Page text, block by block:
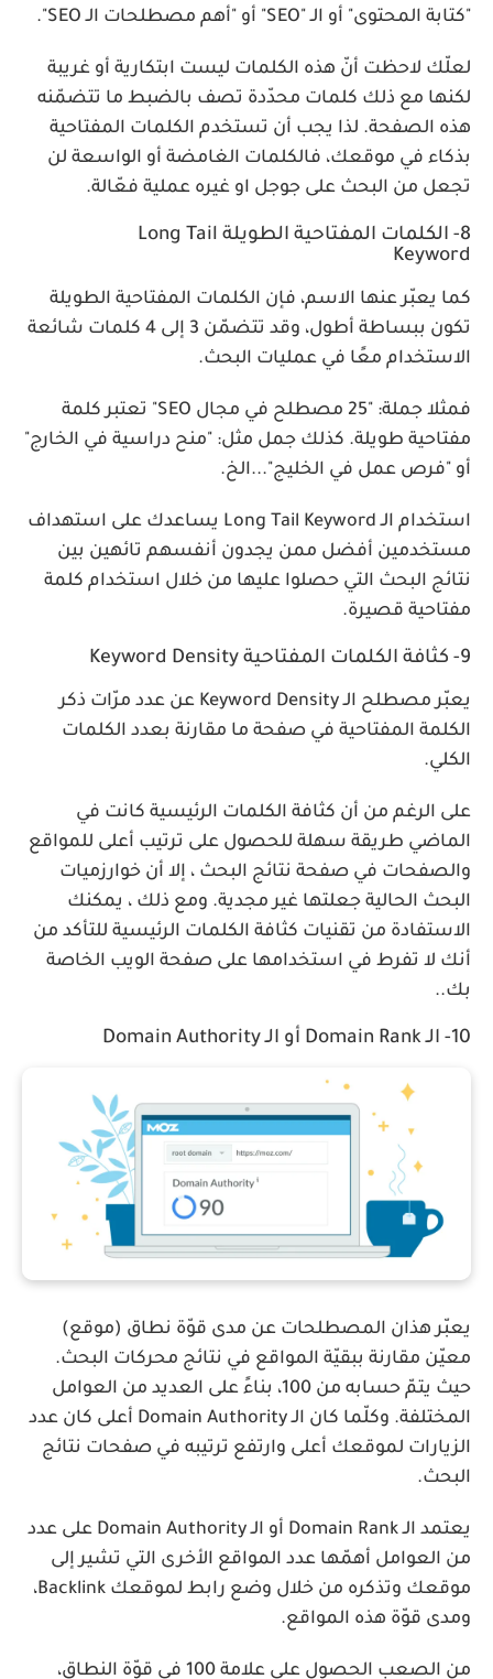
"كتابة المحتوى" أو الـ "SEO" أو "أهم مصطلحات الـ SEO".
لعلّك لاحظت أنّ هذه الكلمات ليست ابتكارية أو غريبة
لكنها مع ذلك كلمات محدّدة تصف بالضبط ما تتضمّنه
هذه الصفحة. لذا يجب أن تستخدم الكلمات المفتاحية
بذكاء في موقعك، فالكلمات الغامضة أو الواسعة لن
تجعل من البحث على جوجل او غيره عملية فعّالة.
8- الكلمات المفتاحية الطويلة Long Tail
Keyword
كما يعبّر عنها الاسم، فإن الكلمات المفتاحية الطويلة
تكون ببساطة أطول، وقد تتضمّن 3 إلى 4 كلمات شائعة
الاستخدام معًا في عمليات البحث.
فمثلا جملة: "25 مصطلح في مجال SEO" تعتبر كلمة
مفتاحية طويلة. كذلك جمل مثل: "منح دراسية في الخارج"
أو "فرص عمل في الخليج"...الخ.
استخدام الـ Long Tail Keyword يساعدك على استهداف
مستخدمين أفضل ممن يجدون أنفسهم تائهين بين
نتائج البحث التي حصلوا عليها من خلال استخدام كلمة
مفتاحية قصيرة.
9- كثافة الكلمات المفتاحية Keyword Density
يعبّر مصطلح الـ Keyword Density عن عدد مرّات ذكر
الكلمة المفتاحية في صفحة ما مقارنة بعدد الكلمات
الكلي.
على الرغم من أن كثافة الكلمات الرئيسية كانت في
الماضي طريقة سهلة للحصول على ترتيب أعلى للمواقع
والصفحات في صفحة نتائج البحث ، إلا أن خوارزميات
البحث الحالية جعلتها غير مجدية. ومع ذلك ، يمكنك
الاستفادة من تقنيات كثافة الكلمات الرئيسية للتأكد من
أنك لا تفرط في استخدامها على صفحة الويب الخاصة
بك..
10- الـ Domain Rank أو الـ Domain Authority
يعبّر هذان المصطلحات عن مدى قوّة نطاق (موقع)
معيّن مقارنة ببقيّة المواقع في نتائج محركات البحث.
حيث يتمّ حسابه من 100، بناءً على العديد من العوامل
المختلفة. وكلّما كان الـ Domain Authority أعلى كان عدد
الزيارات لموقعك أعلى وارتفع ترتيبه في صفحات نتائج
البحث.
يعتمد الـ Domain Rank أو الـ Domain Authority على عدد
من العوامل أهمّها عدد المواقع الأخرى التي تشير إلى
موقعك وتذكره من خلال وضع رابط لموقعك Backlink،
ومدى قوّة هذه المواقع.
من الصعب الحصول على علامة 100 في قوّة النطاق،